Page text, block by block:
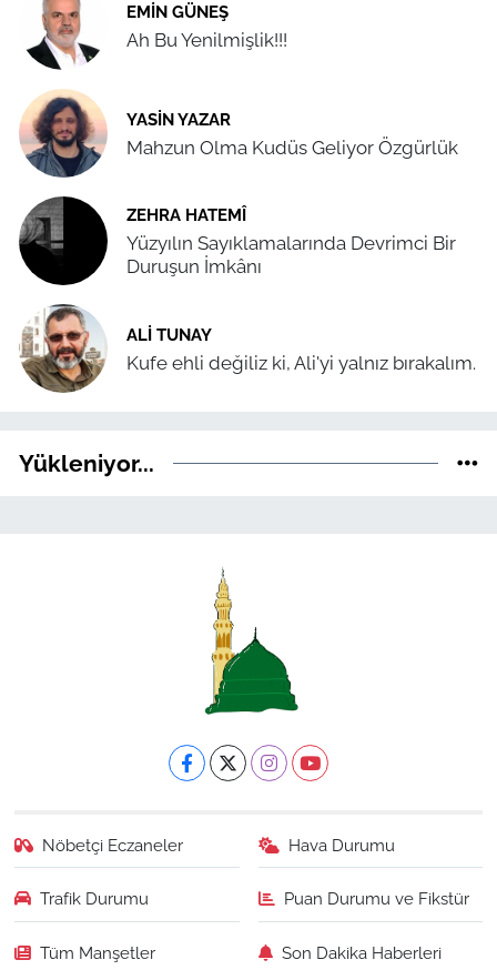
EMIN GÜNEŞ
Ah Bu Yenilmişlik!!!
YASIN YAZAR
Mahzun Olma Kudüs Geliyor Özgürlük
ZEHRA HATEMÎ
Yüzyılın Sayıklamalarında Devrimci Bir
Duruşun İmkânı
ALI TUNAY
Kufe ehli değiliz ki, Ali'yi yalnız bırakalım.
Yükleniyor...
Nöbetçi Eczaneler Hava Durumu
Trafik Durumu Puan Durumu ve Fikstür
Tüm Manşetler Son Dakika Haberleri